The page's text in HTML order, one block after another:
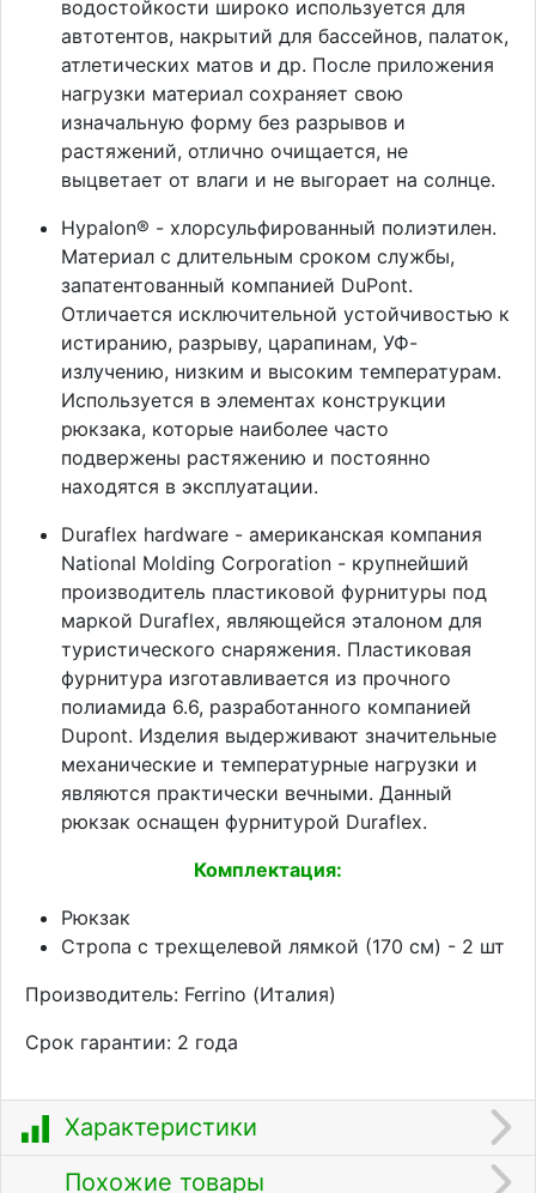
водостойкости широко используется для
автотентов, накрытий для бассейнов, палаток,
атлетических матов и др. После приложения
нагрузки материал сохраняет свою
изначальную форму без разрывов и
растяжений, отлично очищается, не
выцветает от влаги и не выгорает на солнце.
Hypalon® - хлорсульфированный полиэтилен.
Материал с длительным сроком службы,
запатентованный компанией DuPont.
Отличается исключительной устойчивостью к
истиранию, разрыву, царапинам, УФ-
излучению, низким и высоким температурам.
Используется в элементах конструкции
рюкзака, которые наиболее часто
подвержены растяжению и постоянно
находятся в эксплуатации.
Duraflex hardware - американская компания
National Molding Corporation - крупнейший
производитель пластиковой фурнитуры под
маркой Duraflex, являющейся эталоном для
туристического снаряжения. Пластиковая
фурнитура изготавливается из прочного
полиамида 6.6, разработанного компанией
Dupont. Изделия выдерживают значительные
механические и температурные нагрузки и
являются практически вечными. Данный
рюкзак оснащен фурнитурой Duraflex.
Комплектация:
Рюкзак
Стропа с трехщелевой лямкой (170 см) - 2 шт
Производитель: Ferrino (Италия)
Срок гарантии: 2 года
Характеристики
Похожие товары